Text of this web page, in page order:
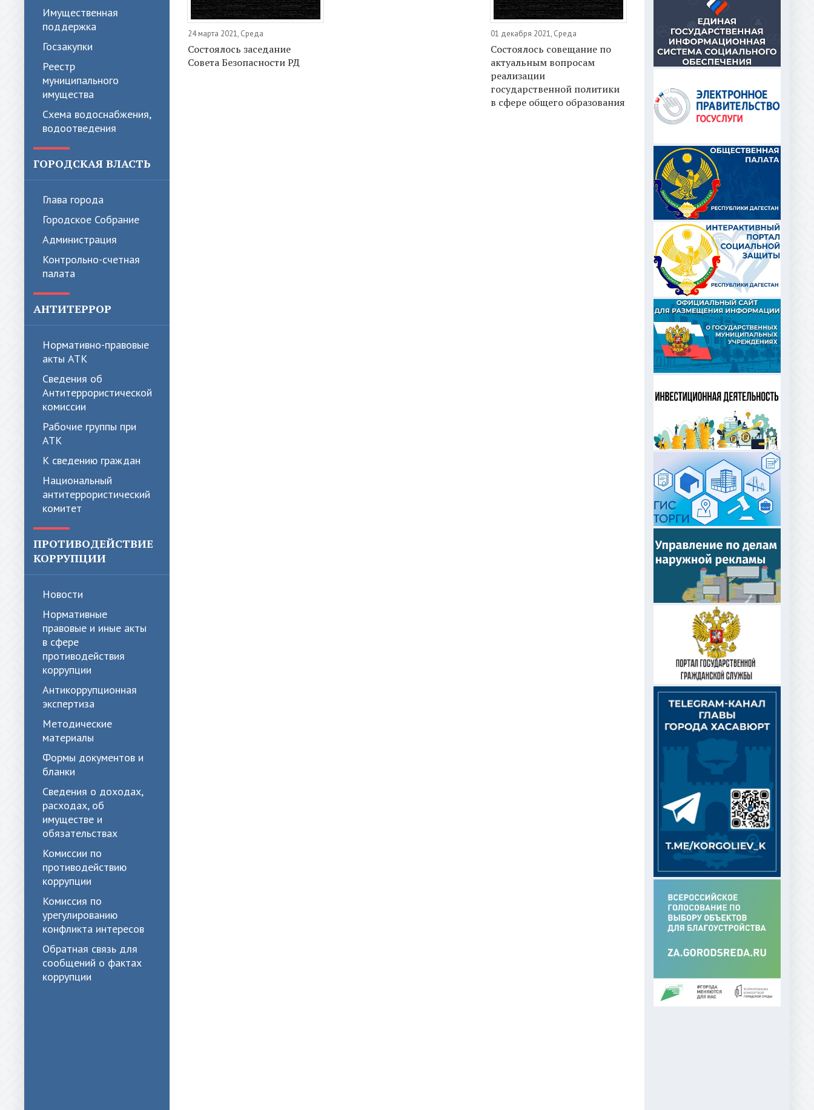
Имущественная
поддержка
Госзакупки
Реестр
муниципального
имущества
Схема водоснабжения,
водоотведения
ГОРОДСКАЯ ВЛАСТЬ
Глава города
Городское Собрание
Администрация
Контрольно-счетная
палата
АНТИТЕРРОР
Нормативно-правовые
акты АТК
Сведения об
Антитеррористической
комиссии
Рабочие группы при
АТК
К сведению граждан
Национальный
антитеррористический
комитет
ПРОТИВОДЕЙСТВИЕ
КОРРУПЦИИ
Новости
Нормативные
правовые и иные акты
в сфере
противодействия
коррупции
Антикоррупционная
экспертиза
Методические
материалы
Формы документов и
бланки
Сведения о доходах,
расходах, об
имуществе и
обязательствах
Комиссии по
противодействию
коррупции
Комиссия по
урегулированию
конфликта интересов
Обратная связь для
сообщений о фактах
коррупции
24 марта 2021, Среда
Состоялось заседание
Совета Безопасности РД
01 декабря 2021, Среда
Состоялось совещание по
актуальным вопросам
реализации
государственной политики
в сфере общего образования